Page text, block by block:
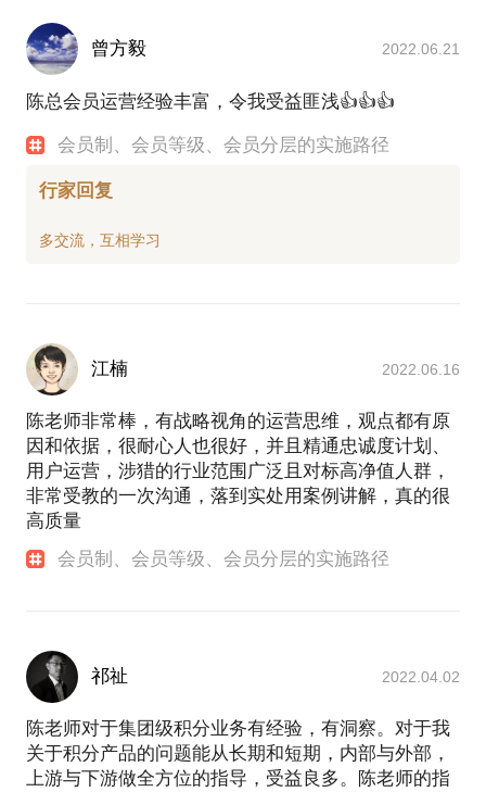
曾方毅 2022.06.21
陈总会员运营经验丰富，令我受益匪浅👍👍👍
会员制、会员等级、会员分层的实施路径
行家回复
江楠 2022.06.16
陈老师非常棒，有战略视角的运营思维，观点都有原
因和依据，很耐心人也很好，并且精通忠诚度计划、
用户运营，涉猎的行业范围广泛且对标高净值人群，
非常受教的一次沟通，落到实处用案例讲解，真的很
高质量
会员制、会员等级、会员分层的实施路径
祁祉 2022.04.02
陈老师对于集团级积分业务有经验，有洞察。对于我
关于积分产品的问题能从长期和短期，内部与外部，
上游与下游做全方位的指导，受益良多。陈老师的指